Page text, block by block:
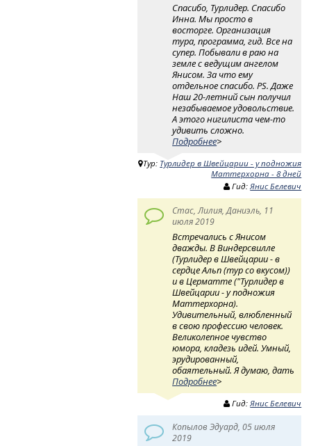
Спасибо, Турлидер. Спасибо
Инна. Мы просто в
восторге. Организация
тура, программа, гид. Все на
супер. Побывали в раю на
земле с ведущим ангелом
Янисом. За что ему
отдельное спасибо. PS. Даже
Наш 20-летний сын получил
незабываемое удовольствие.
А этого нигилиста чем-то
удивить сложно.
Подробнее>
Тур: Турлидер в Швейцарии - у подножия
Маттерхорна - 8 дней
Гид:Янис Белевич
Стас, Лилия, Даниэль, 11
июля 2019
Встречались с Янисом
дважды. В Виндерсвилле
(Турлидер в Швейцарии - в
сердце Альп (тур со вкусом))
и в Церматте ("Турлидер в
Швейцарии - у подножия
Маттерхорна).
Удивительный, влюбленный
в свою профессию человек.
Великолепное чувство
юмора, кладезь идей. Умный,
эрудированный,
обаятельный. Я думаю, дать
Подробнее>
Гид:Янис Белевич
Копылов Эдуард, 05 июля
2019